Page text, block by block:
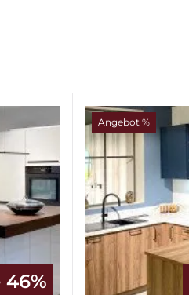
46%
Angebot %